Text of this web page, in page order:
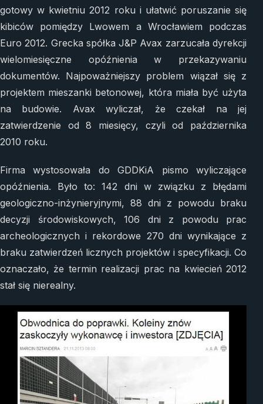
gotowy w kwietniu 2012 roku i ułatwić poruszanie się
kibiców pomiędzy Lwowem a Wrocławiem podczas
Euro 2012. Grecka spółka J&P Avax zarzucała dyrekcji
wielomiesięczne opóźnienia w przekazywaniu
dokumentów. Najpoważniejszy problem wiązał się z
projektem mieszanki betonowej, która miała być użyta
na budowie. Avax wyliczał, że czekał na jej
zatwierdzenie od 8 miesięcy, czyli od października
2010 roku.
Firma wystosowała do GDDKiA pismo wyliczające
opóźnienia. Było to: 142 dni w związku z błędami
geologiczno-inżynieryjnymi, 88 dni z powodu braku
decyzji środowiskowych, 106 dni z powodu prac
archeologicznych i rekordowe 270 dni wynikające z
braku zatwierdzeń licznych projektów i specyfikacji. Co
oznaczało, że termin realizacji prac na kwiecień 2012
stał się nierealny.